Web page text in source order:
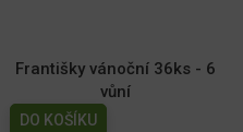
Františky vánoční 36ks - 6
vůní
DO KOŠÍKU